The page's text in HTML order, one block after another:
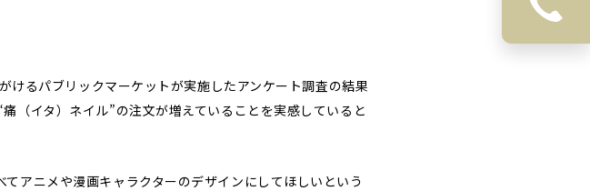
るパブリックマーケットが実施したアンケート調査の結果
（イタ）ネイル”の注文が増えていることを実感していると
アニメや漫画キャラクターのデザインにしてほしいという